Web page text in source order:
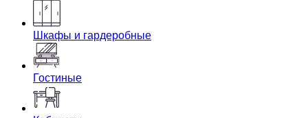
Шкафы и гардеробные
Гостиные